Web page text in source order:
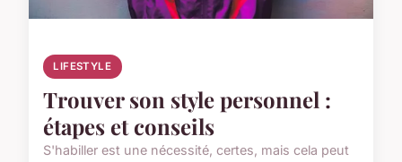
LIFESTYLE
Trouver son style personnel :
étapes et conseils
S'habiller est une nécessité, certes, mais cela peut